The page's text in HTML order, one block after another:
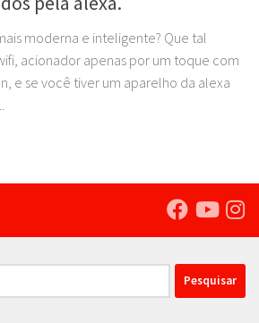
moderna e inteligente? Que tal
acionador apenas por um toque com
e se você tiver um aparelho da alexa